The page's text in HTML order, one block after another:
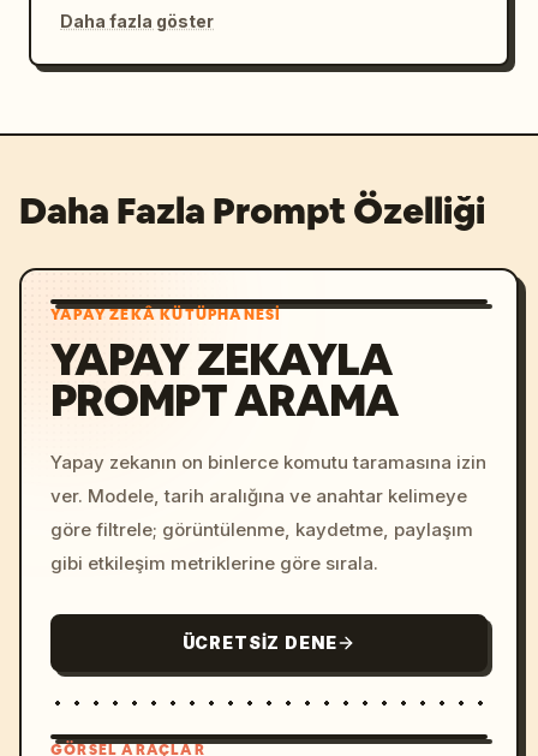
Daha fazla göster
Daha Fazla Prompt Özelliği
YAPAY ZEKÂ KÜTÜPHANESI
YAPAY ZEKAYLA
PROMPT ARAMA
Yapay zekanın on binlerce komutu taramasına izin
ver. Modele, tarih aralığına ve anahtar kelimeye
göre filtrele; görüntülenme, kaydetme, paylaşım
gibi etkileşim metriklerine göre sırala.
ÜCRETSIZ DENE
GÖRSEL ARAÇLAR